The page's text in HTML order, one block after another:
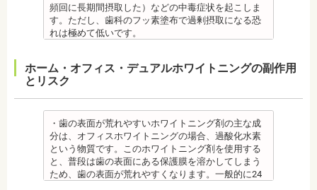
日本大学歯学部非常勤講師
社会福祉法人富士白苑理事
す。
監修医情報 医療法人社団日坂会 理事長 日坂充宏
先生
【プロフィール】 日本大学歯学部卒業
歯学博士（口腔外科学）
日本大学歯学部非常勤講師
・特殊な噛み合わせ、骨の硬さ、歯のかたちの場合
は、治療期間が長くなる場合があります。
・舌で歯を押す癖や、歯並びに悪影響をあたえる癖
・矯正治療で歯を動かして歯並びを整える「動的治
療」を終えて歯並びが改善されても、まだ歯が元の
安定するまでの保定期間には個人差があるので、治
療後も歯科医師の指示を守ってください。
監修医情報 医療法人社団日坂会 理事長 日坂充宏
先生
【プロフィール】
日本大学歯学部卒業
【プロフィール】
日本歯科大学新潟生命歯学部卒業
新潟大学医歯学総合病院にて研修
都内歯科医院にて勤務
原因がわかれば口臭軽減に向けて指導が行われま
す。
監修医情報 菊地由利佳先生
新潟大学医歯学総合病院にて研修
都内歯科医院にて勤務
頻回に長期間摂取した）などの中毒症状を起こしま
す。ただし、歯科のフッ素塗布で過剰摂取になる恐
れは極めて低いです。
（過剰摂取）推定中毒量は、5歳児（体重18Kg）が
週5回法のフッ化物洗口液（0.05％フッ化ナトリウム
溶液）を40人分一度に飲んだ場合に到達（厚生労働
省 フッ化物の急性中毒量 e-ヘルスネット）
また、フッ素を塗った場合でも、ブラッシング不足
や磨き残しがあれば虫歯はできてしまいます。フッ
素は虫歯ができにくくなるだけで、通常の歯ブラ
シ、歯間掃除などは必要です。
備考 フッ素を塗布して、歯をコーティングし虫歯に
ホーム・オフィス・デュアルホワイトニングの副作用
とリスク
・歯の表面が荒れやすいホワイトニング剤の主な成
分は、オフィスホワイトニングの場合、過酸化水素
という物質です。このホワイトニング剤を使用する
と、普段は歯の表面にある保護膜を溶かしてしまう
ため、歯の表面が荒れやすくなります。一般的に24